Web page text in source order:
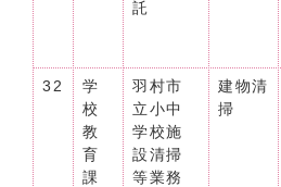
託
32
学
校
教
育
課
羽村市
立小中
学校施
設清掃
等業務
建物清
掃